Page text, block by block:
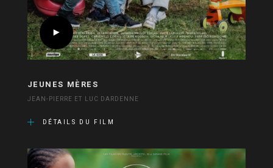
JEUNES MÈRES
JEAN-PIERRE ET LUC DARDENNE
DÉTAILS DU FILM